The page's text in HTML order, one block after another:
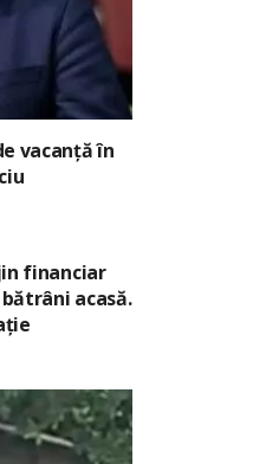
vacanță în
financiar
acasă.